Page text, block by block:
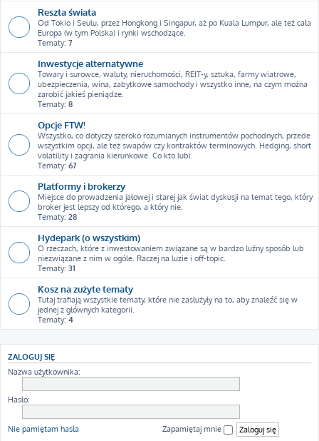
Reszta świata
Od Tokio i Seulu, przez Hongkong i Singapur, aż po Kuala Lumpur, ale też cała
Europa (w tym Polska) i rynki wschodzące.
Tematy: 7
Inwestycje alternatywne
Towary i surowce, waluty, nieruchomości, REIT-y, sztuka, farmy wiatrowe,
ubezpieczenia, wina, zabytkowe samochody i wszystko inne, na czym można
zarobić jakieś pieniądze.
Tematy: 8
Opcje FTW!
Wszystko, co dotyczy szeroko rozumianych instrumentów pochodnych, przede
wszystkim opcji, ale też swapów czy kontraktów terminowych. Hedging, short
volatility i zagrania kierunkowe. Co kto lubi.
Tematy: 67
Platformy i brokerzy
Miejsce do prowadzenia jałowej i starej jak świat dyskusji na temat tego, który
broker jest lepszy od którego, a który nie.
Tematy: 28
Hydepark (o wszystkim)
O rzeczach, które z inwestowaniem związane są w bardzo luźny sposób lub
niezwiązane z nim w ogóle. Raczej na luzie i off-topic.
Tematy: 31
Kosz na zużyte tematy
Tutaj trafiają wszystkie tematy, które nie zasłużyły na to, aby znaleźć się w
jednej z głównych kategorii.
Tematy: 4
ZALOGUJ SIĘ
Nazwa użytkownika:
Hasło:
Nie pamiętam hasła Zapamiętaj mnie